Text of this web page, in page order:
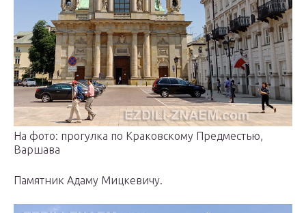
На фото: прогулка по Краковскому Предместью,
Варшава
Памятник Адаму Мицкевичу.